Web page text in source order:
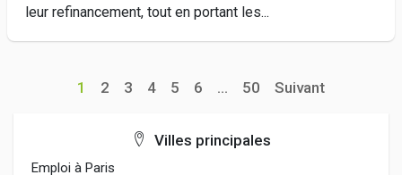
leur refinancement, tout en portant les...
1 2 3 4 5 6 ... 50 Suivant
Villes principales
Emploi à Paris